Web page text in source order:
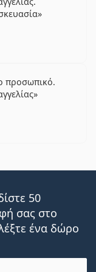
προσωπικό.
50
σας στο
ένα δώρο